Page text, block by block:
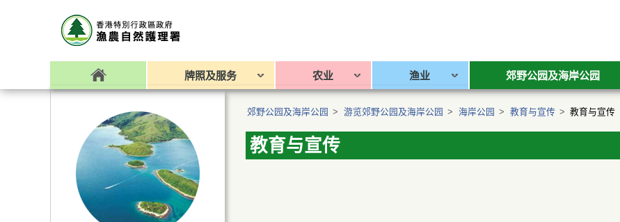
牌照及服务 农业 渔业 郊野公园及海岸公园
郊野公园及海岸公园 > 游览郊野公园及海岸公园 > 海岸公园 > 教育与宣传 > 教育与宣传
教育与宣传